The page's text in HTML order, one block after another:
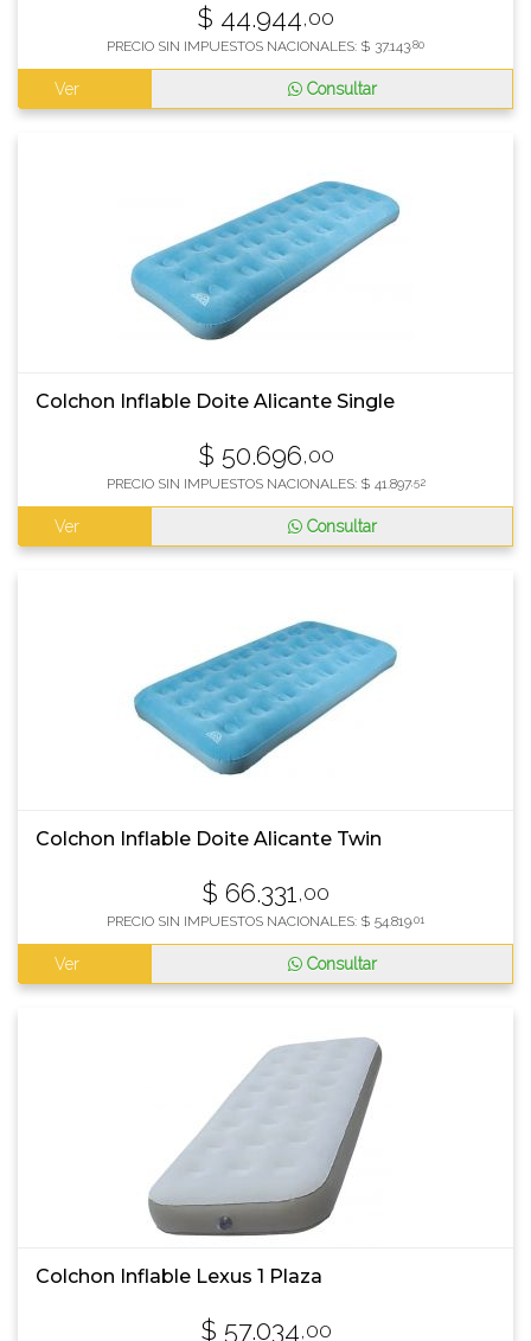
$ 44.944,00
PRECIO SIN IMPUESTOS NACIONALES: $ 37.143,80
Ver Consultar
Colchon Inflable Doite Alicante Single
$ 50.696,00
PRECIO SIN IMPUESTOS NACIONALES: $ 41.897,52
Ver Consultar
Colchon Inflable Doite Alicante Twin
$ 66.331 ,00
PRECIO SIN IMPUESTOS NACIONALES: $ 54.819,01
Ver Consultar
Colchon Inflable Lexus 1 Plaza
$ 57.034,00